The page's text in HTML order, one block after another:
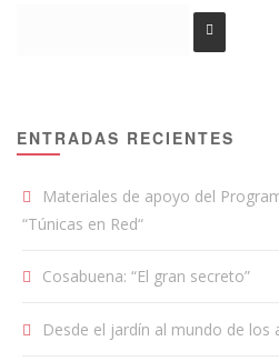
ENTRADAS RECIENTES
Materiales de apoyo del
“Túnicas en Red“
Cosabuena: “El gran secreto”
Desde el jardín al mundo de los